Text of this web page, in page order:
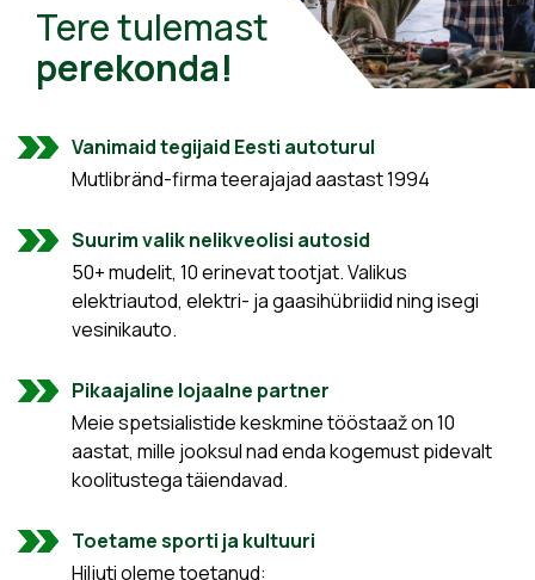
Tere tulemast
perekonda!
Vanimaid tegijaid Eesti autoturul
Mutlibränd-firma teerajajad aastast 1994
Suurim valik nelikveolisi autosid
50+ mudelit, 10 erinevat tootjat. Valikus
elektriautod, elektri- ja gaasihübriidid ning isegi
vesinikauto.
Pikaajaline lojaalne partner
Meie spetsialistide keskmine tööstaaž on 10
aastat, mille jooksul nad enda kogemust pidevalt
koolitustega täiendavad.
Toetame sporti ja kultuuri
Hiljuti oleme toetanud: